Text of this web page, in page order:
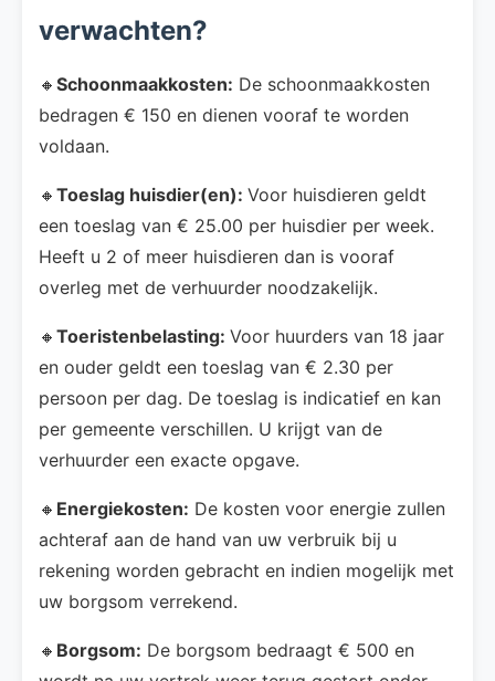
verwachten?
🔸 Schoonmaakkosten: De schoonmaakkosten
bedragen € 150 en dienen vooraf te worden
voldaan.
🔸 Toeslag huisdier(en): Voor huisdieren geldt
een toeslag van € 25.00 per huisdier per week.
Heeft u 2 of meer huisdieren dan is vooraf
overleg met de verhuurder noodzakelijk.
🔸 Toeristenbelasting: Voor huurders van 18 jaar
en ouder geldt een toeslag van € 2.30 per
persoon per dag. De toeslag is indicatief en kan
per gemeente verschillen. U krijgt van de
verhuurder een exacte opgave.
🔸 Energiekosten: De kosten voor energie zullen
achteraf aan de hand van uw verbruik bij u
rekening worden gebracht en indien mogelijk met
uw borgsom verrekend.
🔸 Borgsom: De borgsom bedraagt € 500 en